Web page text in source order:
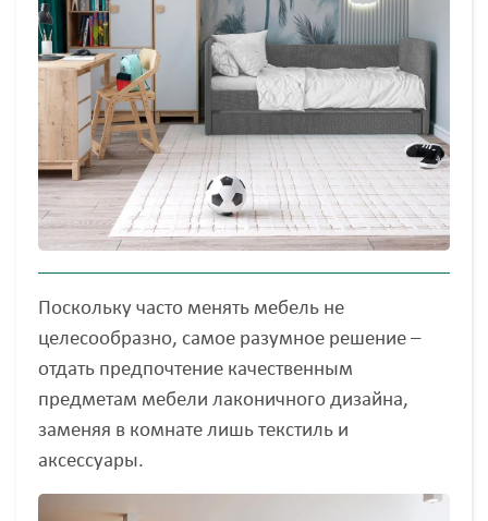
Поскольку часто менять мебель не
целесообразно, самое разумное решение –
отдать предпочтение качественным
предметам мебели лаконичного дизайна,
заменяя в комнате лишь текстиль и
аксессуары.